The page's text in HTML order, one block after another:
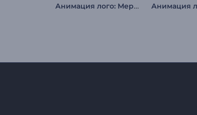
Анимация лого: Мерцающие частицы